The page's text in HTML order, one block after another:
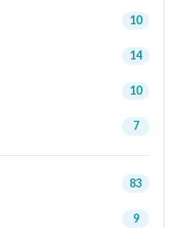
10
14
10
7
83
9